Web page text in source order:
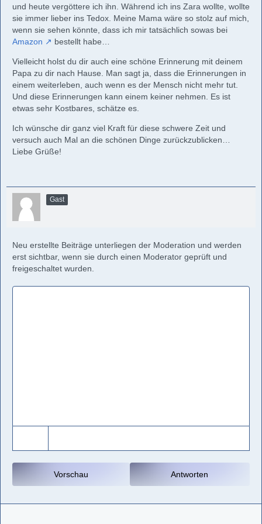
und heute vergöttere ich ihn. Während ich ins Zara wollte, wollte
sie immer lieber ins Tedox. Meine Mama wäre so stolz auf mich,
wenn sie sehen könnte, dass ich mir tatsächlich sowas bei
Amazon
bestellt habe…
Vielleicht holst du dir auch eine schöne Erinnerung mit deinem
Papa zu dir nach Hause. Man sagt ja, dass die Erinnerungen in
einem weiterleben, auch wenn es der Mensch nicht mehr tut.
Und diese Erinnerungen kann einem keiner nehmen. Es ist
etwas sehr Kostbares, schätze es.
Ich wünsche dir ganz viel Kraft für diese schwere Zeit und
versuch auch Mal an die schönen Dinge zurückzublicken…
Liebe Grüße!
Gast
Neu erstellte Beiträge unterliegen der Moderation und werden
erst sichtbar, wenn sie durch einen Moderator geprüft und
freigeschaltet wurden.
Antworten
Vorschau